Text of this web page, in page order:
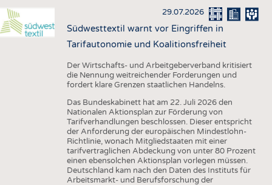
29.07.2026
Südwesttextil warnt vor Eingriffen in
Tarifautonomie und Koalitionsfreiheit
Der Wirtschafts- und Arbeitgeberverband kritisiert
die Nennung weitreichender Forderungen und
fordert klare Grenzen staatlichen Handelns.
Das Bundeskabinett hat am 22. Juli 2026 den
Nationalen Aktionsplan zur Förderung von
Tarifverhandlungen beschlossen. Dieser entspricht
der Anforderung der europäischen Mindestlohn-
Richtlinie, wonach Mitgliedstaaten mit einer
tarifvertraglichen Abdeckung von unter 80 Prozent
einen ebensolchen Aktionsplan vorlegen müssen.
Deutschland kam nach den Daten des Instituts für
Arbeitsmarkt- und Berufsforschung der